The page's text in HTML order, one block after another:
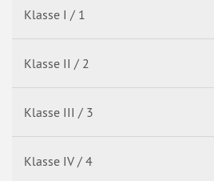
Klasse I / 1
Klasse II / 2
Klasse III / 3
Klasse IV / 4